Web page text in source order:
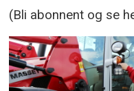
(Bli abonnent og se